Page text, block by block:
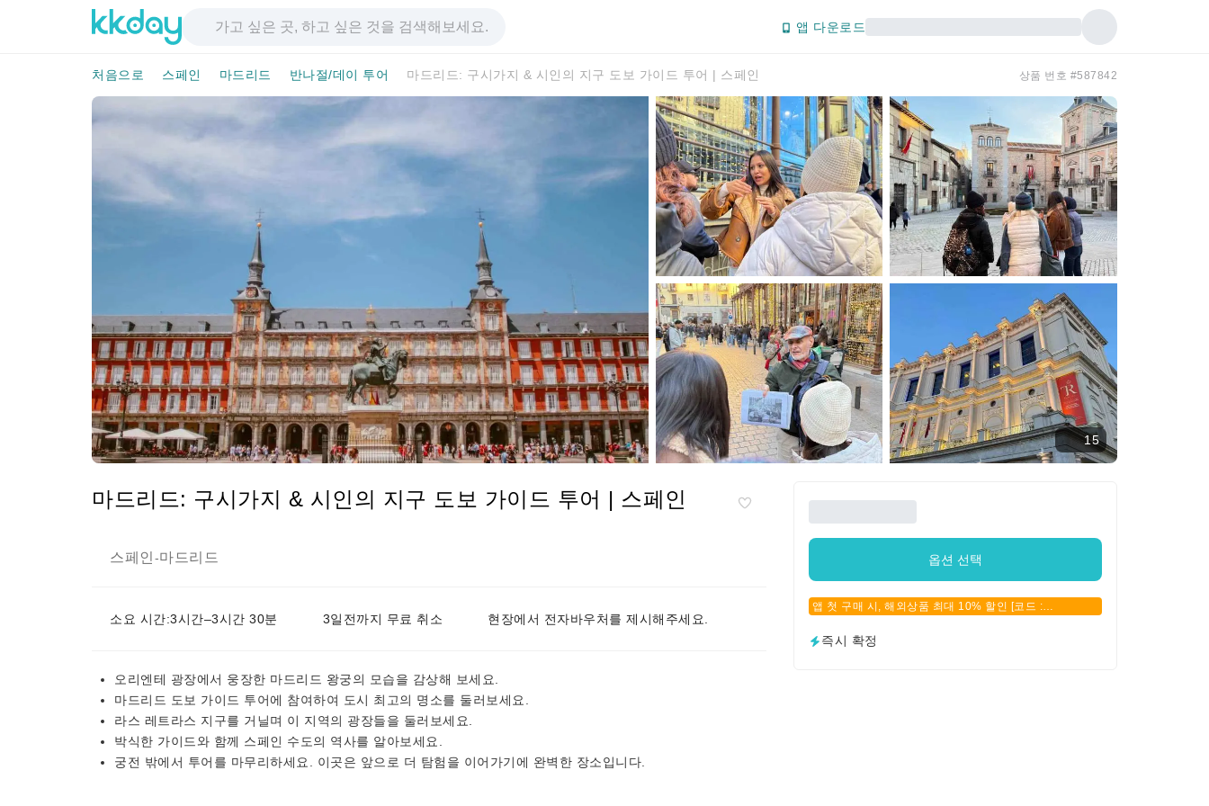
앱 다운로드
처음으로 스페인 마드리드 반나절/데이 투어 마드리드: 구시가지 & 시인의 지구 도보 가이드 투어 | 스페인 상품 번호 #587842
15
마드리드: 구시가지 & 시인의 지구 도보 가이드 투어 | 스페인
스페인 -마드리드
소요 시간:3시간–3시간 30분 3일전까지 무료 취소 현장에서 전자바우처를 제시해주세요.
오리엔테 광장에서 웅장한 마드리드 왕궁의 모습을 감상해 보세요.
마드리드 도보 가이드 투어에 참여하여 도시 최고의 명소를 둘러보세요.
라스 레트라스 지구를 거닐며 이 지역의 광장들을 둘러보세요.
박식한 가이드와 함께 스페인 수도의 역사를 알아보세요.
궁전 밖에서 투어를 마무리하세요. 이곳은 앞으로 더 탐험을 이어가기에 완벽한 장소입니다.
옵션 선택
앱 첫 구매 시, 해외상품 최대 10% 할인 [코드 :
즉시 확정